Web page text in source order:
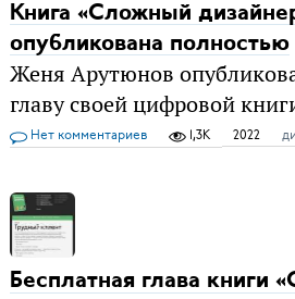
Книга «Сложный
опубликована полностью
Женя Арутюнов
главу своей цифровой
Нет комментариев 1,3K 2022
Бесплатная глава книги